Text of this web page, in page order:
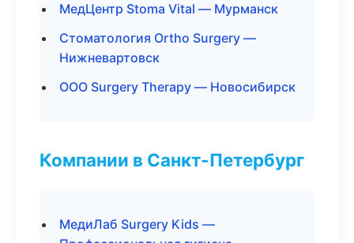
МедЦентр Stoma Vital — Мурманск
Стоматология Ortho Surgery —
Нижневартовск
ООО Surgery Therapy — Новосибирск
Компании в Санкт-Петербург
МедиЛаб Surgery Kids —